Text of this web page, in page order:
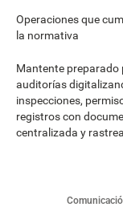
Operaciones que
la normativa
Mantente preparado
auditorías
inspecciones,
registros con
centralizada y